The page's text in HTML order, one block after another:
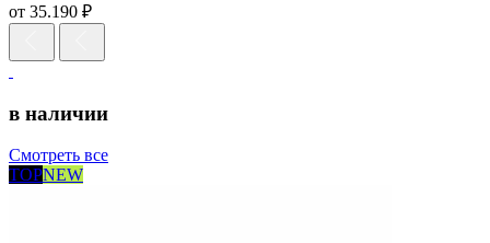
от 35.190 ₽
в наличии
Смотреть все
TOPNEW